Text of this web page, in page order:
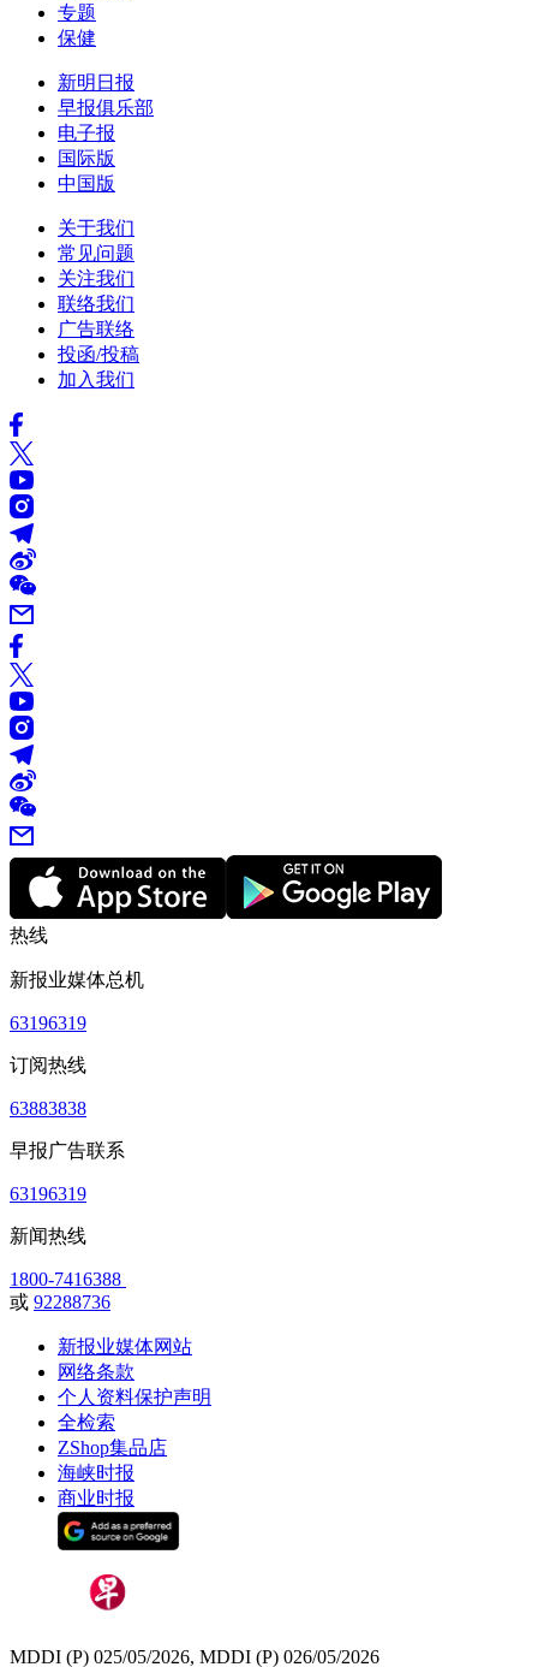
专题
保健
新明日报
早报俱乐部
电子报
国际版
中国版
关于我们
常见问题
关注我们
联络我们
广告联络
投函/投稿
加入我们
热线
新报业媒体总机
63196319
订阅热线
63883838
早报广告联系
63196319
新闻热线
1800-7416388
或 92288736
新报业媒体网站
网络条款
个人资料保护声明
全检索
ZShop集品店
海峡时报
商业时报
MDDI (P) 025/05/2026, MDDI (P) 026/05/2026